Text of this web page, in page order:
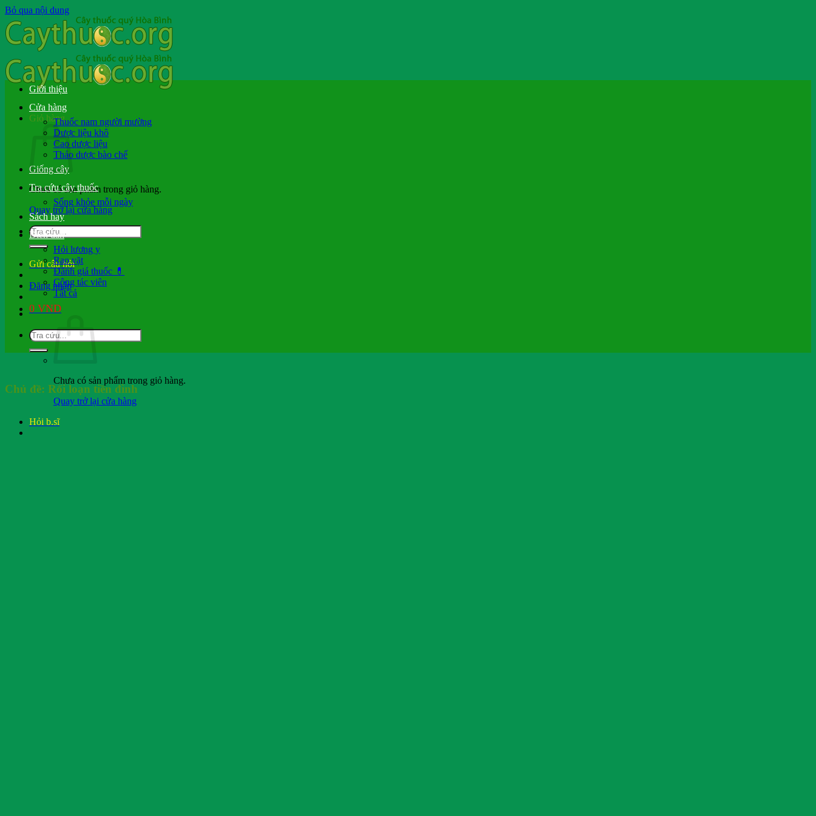
Bỏ qua nội dung
Giỏ hàng
Chưa có sản phẩm trong giỏ hàng.
Quay trở lại cửa hàng
Gửi câu hỏi
Đăng nhập
0 VND
Chưa có sản phẩm trong giỏ hàng.
Quay trở lại cửa hàng
Hỏi b.sĩ
Giới thiệu
Cửa hàng
Thuốc nam người mường
Dược liệu khô
Cao dược liệu
Thảo dược bào chế
Giống cây
Tra cứu cây thuốc
Sống khỏe mỗi ngày
Sách hay
Diễn đàn
Hỏi lương y
Rao vặt
Đánh giá thuốc 💊
Cộng tác viên
Tất cả
Chủ đề: Rối loạn tiền đình